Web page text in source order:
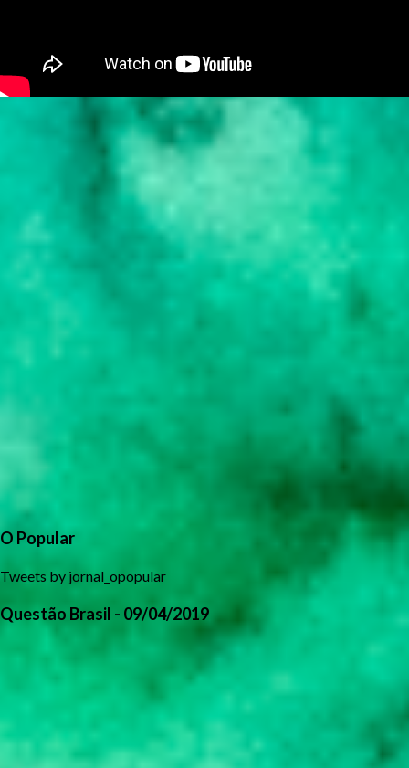
O Popular
Tweets by jornal_opopular
Questão Brasil - 09/04/2019